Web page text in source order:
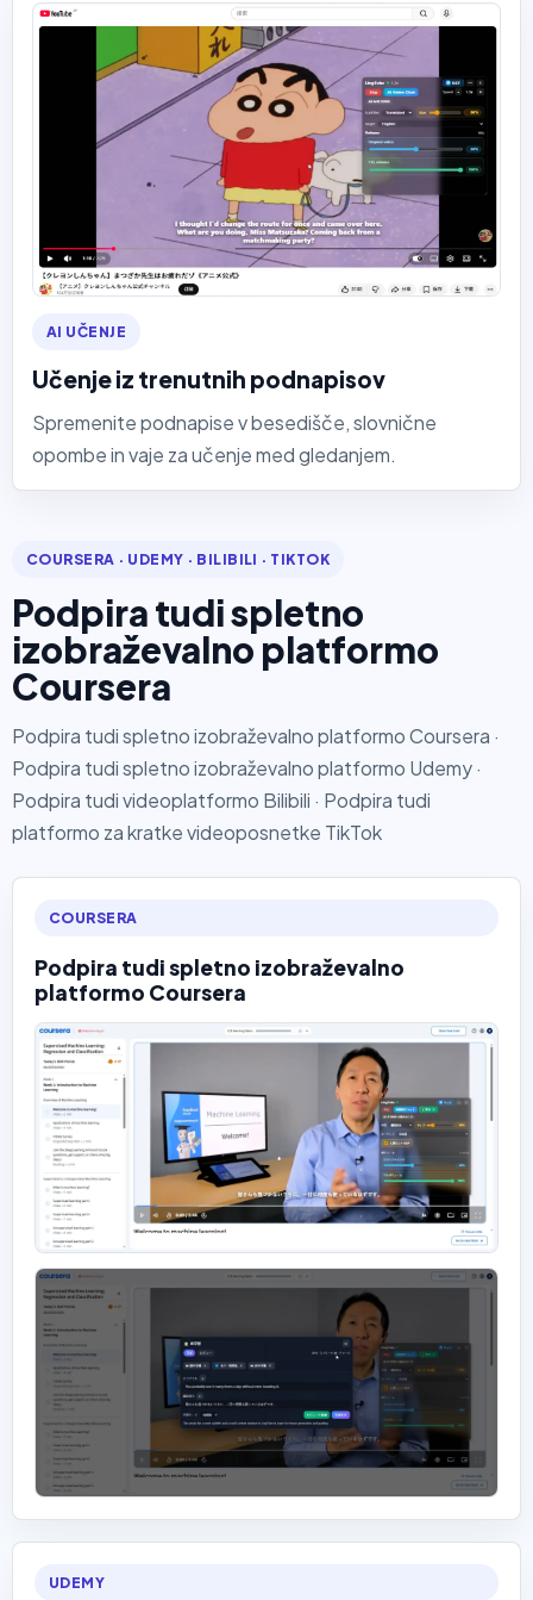
AI UČENJE
Učenje iz trenutnih podnapisov
Spremenite podnapise v besedišče, slovnične
opombe in vaje za učenje med gledanjem.
COURSERA · UDEMY · BILIBILI · TIKTOK
Podpira tudi spletno
izobraževalno platformo
Coursera
Podpira tudi spletno izobraževalno platformo Coursera ·
Podpira tudi spletno izobraževalno platformo Udemy ·
Podpira tudi videoplatformo Bilibili · Podpira tudi
platformo za kratke videoposnetke TikTok
COURSERA
Podpira tudi spletno izobraževalno
platformo Coursera
UDEMY